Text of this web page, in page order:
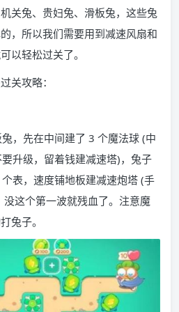
关兔、贵妇兔、滑板兔，这些兔
，所以我们需要用到减速风扇和
以轻松过关了。
关攻略：
，先在中间建了 3 个魔法球 (中
升级，留着钱建减速塔)，兔子
表，速度铺地板建减速炮塔 (手
这个第一波就残血了。注意魔
兔子。